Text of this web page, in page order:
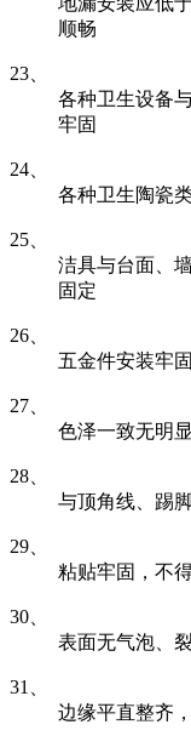
顺畅
23、
各种卫生设备
牢固
24、
各种卫生陶瓷
25、
洁具与台面、
固定
26、
五金件安装牢
27、
色泽一致无明
28、
与顶角线、踢
29、
粘贴牢固，不
30、
表面无气泡、
31、
边缘平直整齐